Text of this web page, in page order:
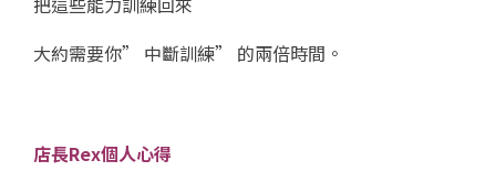
大約需要你” 中斷訓練” 的兩倍時間。
店長Rex個人心得